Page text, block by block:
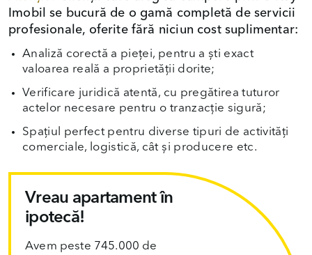
Imobil se bucură de o gamă completă de servicii
profesionale, oferite fără niciun cost suplimentar:
Analiză corectă a pieței, pentru a ști exact
valoarea reală a proprietății dorite;
Verificare juridică atentă, cu pregătirea tuturor
actelor necesare pentru o tranzacție sigură;
Spațiul perfect pentru diverse tipuri de activități
comerciale, logistică, cât și producere etc.
Vreau apartament în
ipotecă!
Avem peste 745.000 de